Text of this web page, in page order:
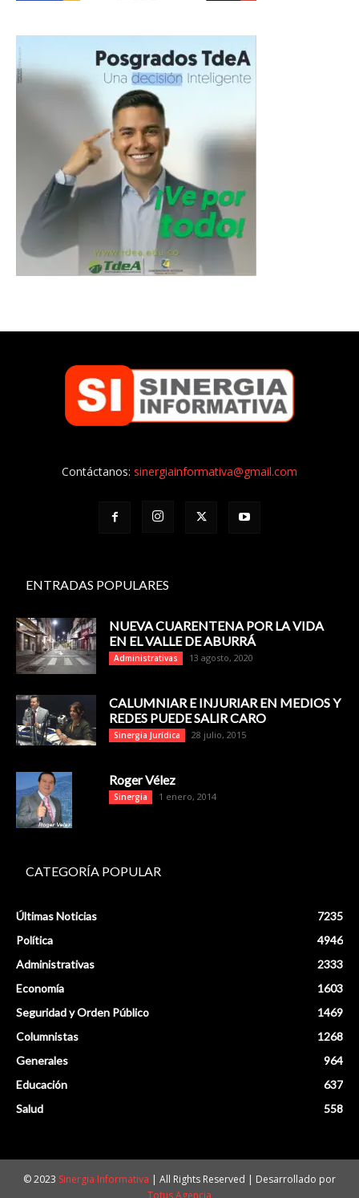
Contáctanos: sinergiainformativa@gmail.com
ENTRADAS POPULARES
NUEVA CUARENTENA POR LA VIDA
EN EL VALLE DE ABURRÁ
Administrativas 13 agosto, 2020
CALUMNIAR E INJURIAR EN MEDIOS Y
REDES PUEDE SALIR CARO
Sinergia Jurídica 28 julio, 2015
Roger Vélez
Sinergia 1 enero, 2014
CATEGORÍA POPULAR
Últimas Noticias
7235
Política
4946
Administrativas
2333
Economía
1603
Seguridad y Orden Público
1469
Columnistas
1268
Generales
964
Educación
637
Salud
558
© 2023 Sinergia Informativa | All Rights Reserved | Desarrollado por
Totus Agencia